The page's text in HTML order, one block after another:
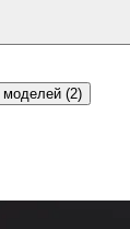
моделей (2)